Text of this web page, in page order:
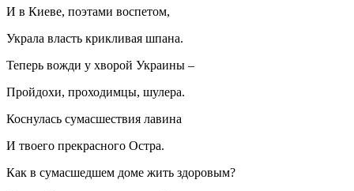
И в Киеве, поэтами воспетом,
Украла власть крикливая шпана.
Теперь вожди у хворой Украины –
Пройдохи, проходимцы, шулера.
Коснулась сумасшествия лавина
И твоего прекрасного Остра.
Как в сумасшедшем доме жить здоровым?